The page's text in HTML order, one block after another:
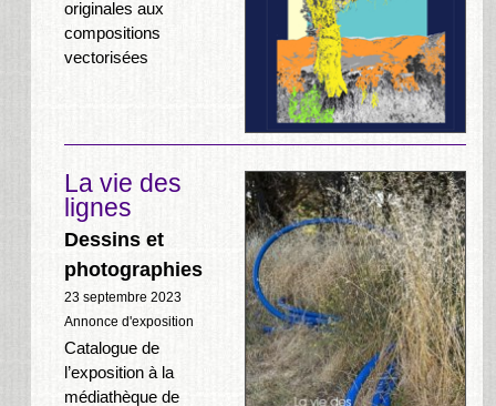
originales aux
compositions
vectorisées
La vie des
lignes
Dessins et
photographies
23 septembre 2023
Annonce d'exposition
Catalogue de
l’exposition à la
médiathèque de